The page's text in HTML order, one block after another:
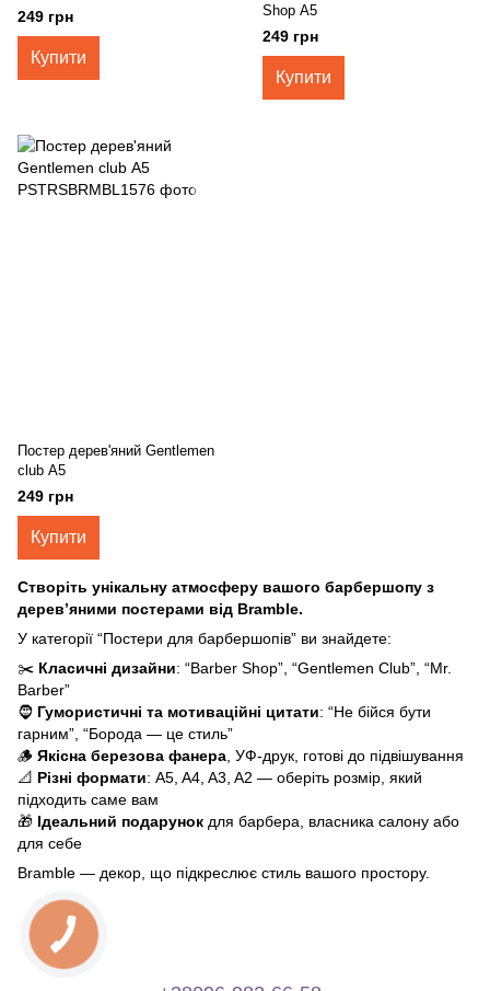
249 грн
Купити
Shop А5
249 грн
Купити
Постер дерев'яний Gentlemen
club А5
249 грн
Купити
Створіть унікальну атмосферу вашого барбершопу з
дерев’яними постерами від Bramble.
У категорії “Постери для барбершопів” ви знайдете:
✂️ Класичні дизайни: “Barber Shop”, “Gentlemen Club”, “Mr.
Barber”
🧔 Гумористичні та мотиваційні цитати: “Не бійся бути
гарним”, “Борода — це стиль”
🪵 Якісна березова фанера , УФ-друк, готові до підвішування
📐 Різні формати: A5, A4, A3, A2 — оберіть розмір, який
підходить саме вам
🎁 Ідеальний подарунок для барбера, власника салону або
для себе
Bramble — декор, що підкреслює стиль вашого простору.